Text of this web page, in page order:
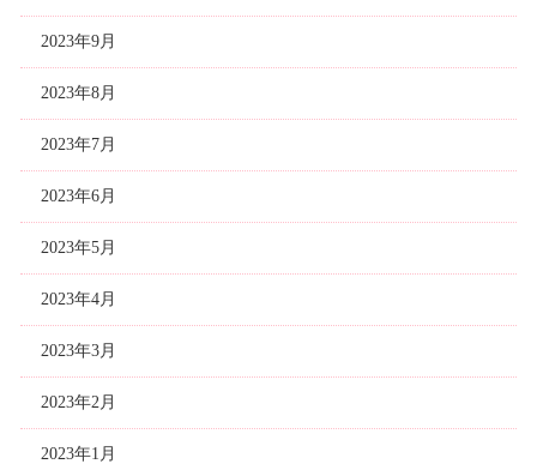
2023年9月
2023年8月
2023年7月
2023年6月
2023年5月
2023年4月
2023年3月
2023年2月
2023年1月